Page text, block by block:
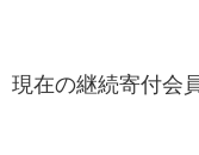
現在の継続寄付会